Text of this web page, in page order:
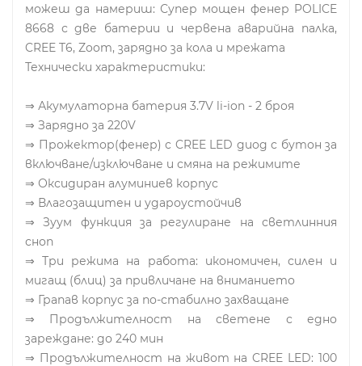
можеш да намериш: Супер мощен фенер POLICE
8668 с две батерии и червена аварийна палка,
CREE T6, Zoom, зарядно за кола и мрежата
Технически характеристики:
⇒ Акумулаторна батерия 3.7V li-ion - 2 броя
⇒ Зарядно за 220V
⇒ Прожектор(фенер) с CREE LED диод с бутон за
включване/изключване и смяна на режимите
⇒ Оксидиран алуминиев корпус
⇒ Влагозащитен и удароустойчив
⇒ Зуум функция за регулиране на светлинния
сноп
⇒ Три режима на работа: икономичен, силен и
мигащ (блиц) за привличане на вниманието
⇒ Грапав корпус за по-стабилно захващане
⇒ Продължителност на светене с едно
зареждане: до 240 мин
⇒ Продължителност на живот на CREE LED: 100